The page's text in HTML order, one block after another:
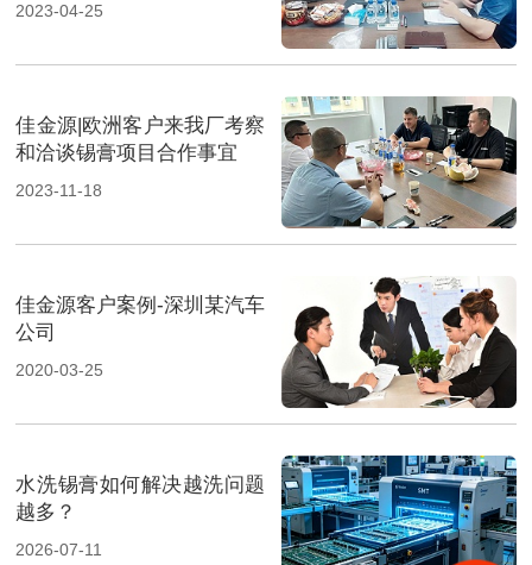
2023-04-25
佳金源|欧洲客户来我厂考察
和洽谈锡膏项目合作事宜
2023-11-18
佳金源客户案例-深圳某汽车
公司
2020-03-25
水洗锡膏如何解决越洗问题
越多？
2026-07-11